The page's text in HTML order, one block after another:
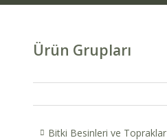
Ürün Grupları
Bitki Besinleri ve Topraklar